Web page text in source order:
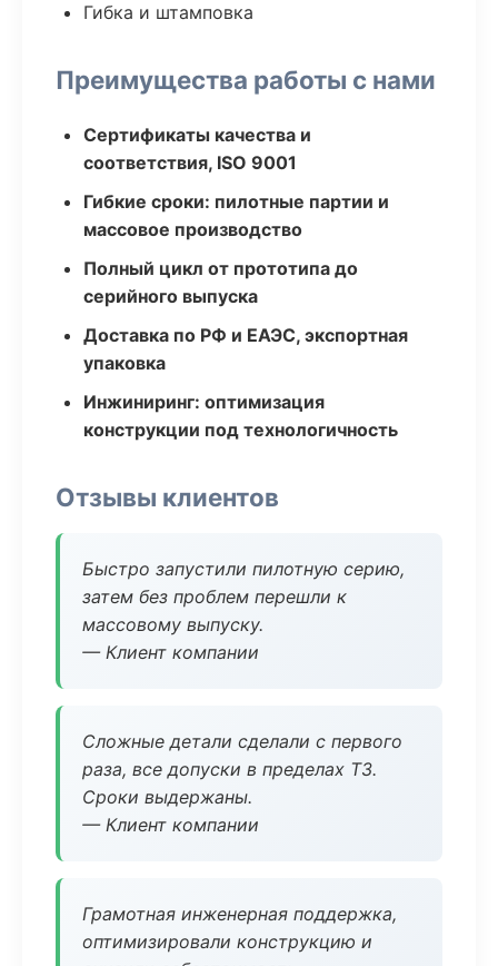
Гибка и штамповка
Преимущества работы с нами
Сертификаты качества и
соответствия, ISO 9001
Гибкие сроки: пилотные партии и
массовое производство
Полный цикл от прототипа до
серийного выпуска
Доставка по РФ и ЕАЭС, экспортная
упаковка
Инжиниринг: оптимизация
конструкции под технологичность
Отзывы клиентов
Быстро запустили пилотную серию,
затем без проблем перешли к
массовому выпуску.
— Клиент компании
Сложные детали сделали с первого
раза, все допуски в пределах ТЗ.
Сроки выдержаны.
— Клиент компании
Грамотная инженерная поддержка,
оптимизировали конструкцию и